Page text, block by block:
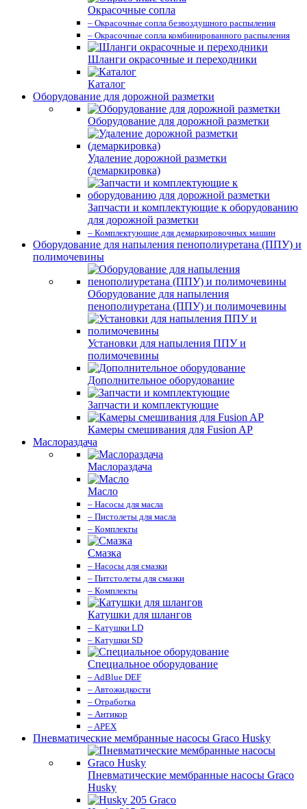
Окрасочные сопла
– Окрасочные сопла безвоздушного распыления
– Окрасочные сопла комбинированного распыления
Шланги окрасочные и переходники
Каталог
Оборудование для дорожной разметки
Оборудование для дорожной разметки
Удаление дорожной разметки
(демаркировка)
Запчасти и комплектующие к оборудованию
для дорожной разметки
– Комплектующие для демаркировочных машин
Оборудование для напыления пенополиуретана (ППУ) и
полимочевины
Оборудование для напыления
пенополиуретана (ППУ) и полимочевины
Установки для напыления ППУ и
полимочевины
Дополнительное оборудование
Запчасти и комплектующие
Камеры смешивания для Fusion AP
Маслораздача
Маслораздача
Масло
– Насосы для масла
– Пистолеты для масла
– Комплекты
Смазка
– Насосы для смазки
– Питстолеты для смазки
– Комплекты
Катушки для шлангов
– Катушки LD
– Катушки SD
Специальное оборудование
– AdBlue DEF
– Автожидкости
– Отработка
– Антикор
– APEX
Пневматические мембранные насосы Graco Husky
Пневматические мембранные насосы Graco
Husky